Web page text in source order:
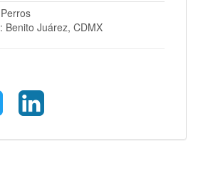
Perros
: Benito Juárez, CDMX